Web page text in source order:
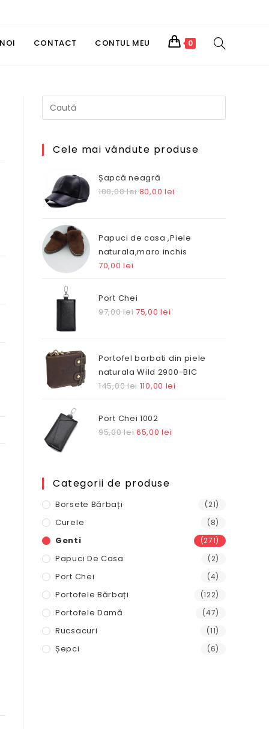
CONTACT CONTUL MEU 0 TOGGLE
Cele mai vândute produse
Șapcă neagră
100,00lei Prețul
fost:
100,00 lei.
80,00 lei
80,00 lei.
Papuci de casa ,Piele
naturala,maro inchis
70,00lei
Port Chei
97,00lei Prețul
fost:
97,00 lei.
75,00lei
75,00 lei.
Portofel barbati din piele
naturala Wild 2900-BIC
145,00lei Prețul
a
fost:
110,00 lei
Port Chei 1002
95,00lei Prețul
fost:
65,00lei
Categorii de produse
Borsete Bărbați (21)
Curele (8)
Genti (271)
Papuci De Casa (2)
Port Chei (4)
Portofele Bărbați (122)
Portofele Damă (47)
Rucsacuri (11)
Șepci (6)